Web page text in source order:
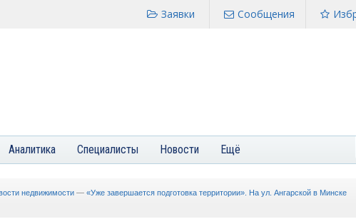
Сообщения
Заявки
Аналитика Специалисты Новости Ещё
недвижимости — «Уже завершается подготовка территории». На ул. Ангарской в Минске